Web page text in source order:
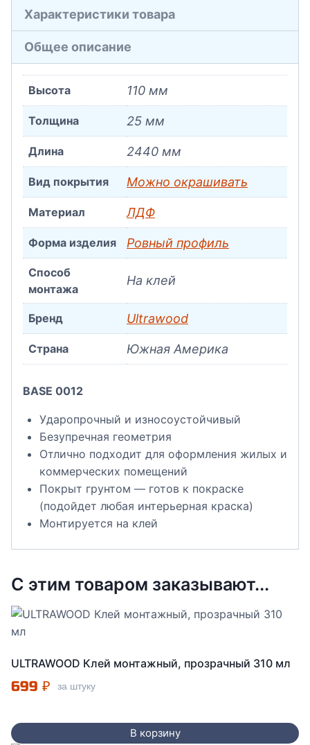
Характеристики товара
Общее описание
Высота 110 мм
Толщина 25 мм
Длина 2440 мм
Вид покрытия Можно окрашивать
Материал ЛДФ
Форма изделия Ровный профиль
Способ
монтажа
На клей
Бренд Ultrawood
Страна Южная Америка
BASE 0012
Ударопрочный и износоустойчивый
Безупречная геометрия
Отлично подходит для оформления жилых и
коммерческих помещений
Покрыт грунтом — готов к покраске
(подойдет любая интерьерная краска)
Монтируется на клей
С этим товаром заказывают...
ULTRAWOOD Клей монтажный, прозрачный 310 мл
699 ₽ за штуку
В корзину